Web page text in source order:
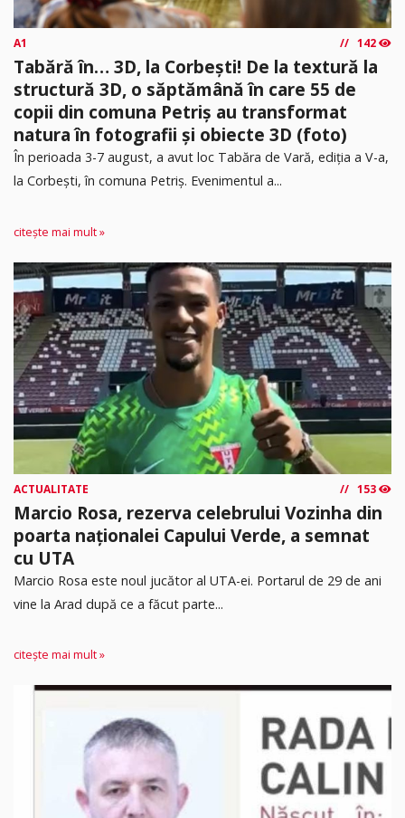
A1 142
Tabără în… 3D, la Corbești! De la textură la
structură 3D, o săptămână în care 55 de
copii din comuna Petriș au transformat
natura în fotografii și obiecte 3D (foto)
În perioada 3-7 august, a avut loc Tabăra de Vară, ediția a V-a,
la Corbești, în comuna Petriș. Evenimentul a...
citește mai mult »
ACTUALITATE 153
Marcio Rosa, rezerva celebrului Vozinha din
poarta naționalei Capului Verde, a semnat
cu UTA
Marcio Rosa este noul jucător al UTA-ei. Portarul de 29 de ani
vine la Arad după ce a făcut parte...
citește mai mult »